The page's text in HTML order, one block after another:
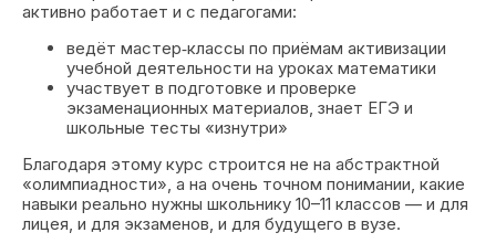
активно работает и с педагогами:
ведёт мастер‑классы по приёмам активизации
учебной деятельности на уроках математики
участвует в подготовке и проверке
экзаменационных материалов, знает ЕГЭ и
школьные тесты «изнутри»
Благодаря этому курс строится не на абстрактной
«олимпиадности», а на очень точном понимании, какие
навыки реально нужны школьнику 10–11 классов — и для
лицея, и для экзаменов, и для будущего в вузе.